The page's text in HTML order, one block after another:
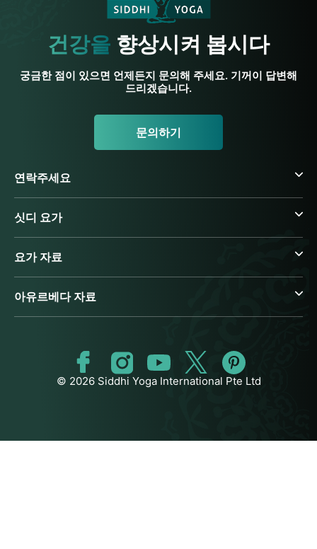
건강을 향상시켜 봅시다
궁금한 점이 있으면 언제든지 문의해 주세요. 기꺼이 답변해
드리겠습니다.
문의하기
연락주세요
싯디 요가
요가 자료
아유르베다 자료
© 2026 Siddhi Yoga International Pte Ltd